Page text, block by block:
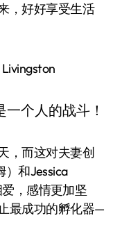
，好好享受生活
，而这对夫妻创
）和Jessica
，感情更加坚
最成功的孵化器—